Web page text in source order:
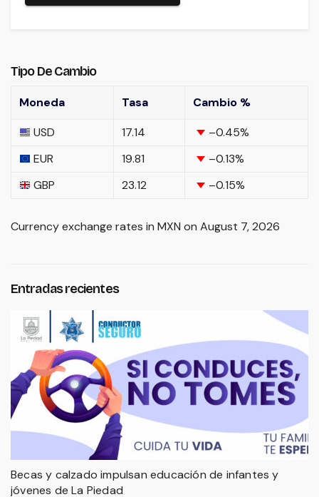
Tipo De Cambio
Moneda Tasa
Cambio %
USD
17.14 –0.45%
EUR
19.81 –0.13%
GBP
23.12 –0.15%
Currency exchange rates in MXN on August 7, 2026
Entradas recientes
Becas y calzado impulsan educación de infantes y
jóvenes de La Piedad